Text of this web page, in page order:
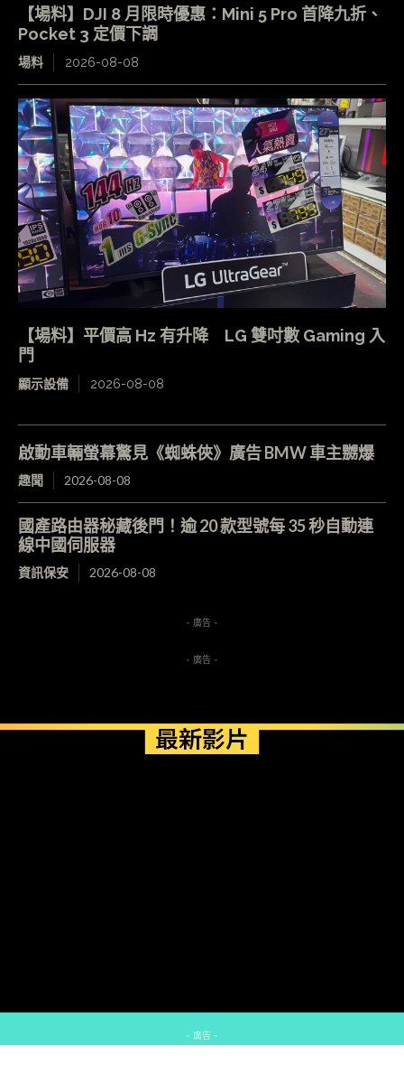
【場料】DJI 8 月限時優惠：Mini 5 Pro 首降九折、
Pocket 3 定價下調
場料 2026-08-08
【場料】平價高 Hz 有升降 LG 雙吋數 Gaming 入
門
顯示設備 2026-08-08
啟動車輛螢幕驚見《蜘蛛俠》廣告 BMW 車主嬲爆
趣聞 2026-08-08
國產路由器秘藏後門！逾 20 款型號每 35 秒自動連
線中國伺服器
資訊保安 2026-08-08
- 廣告 -
- 廣告 -
最新影片
- 廣告 -